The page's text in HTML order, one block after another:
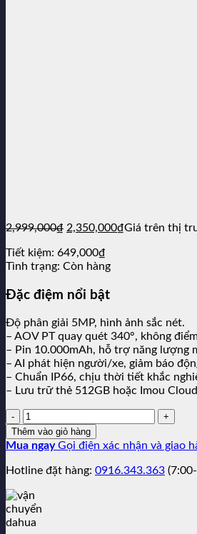
2,999,000₫ Giá
là:
2,999,000₫.
2,350,000₫Giá
Giá trên thị
Tiết kiệm: 649,000₫
Tình trạng: Còn hàng
Đặc điệm nổi bật
Độ phân giải 5MP, hình ảnh sắc nét.
– AOV PT quay quét 340°, không
– Pin 10.000mAh, hỗ trợ năng lượng
– AI phát hiện người/xe, giảm báo
– Chuẩn IP66, chịu thời tiết khắc
– Lưu trữ thẻ 512GB hoặc Imou
Số
lượng:
Thêm vào giỏ hàng
Mua ngay Gọi điện xác nhận và giao
Hotline đặt hàng: 0916.343.363